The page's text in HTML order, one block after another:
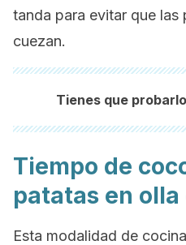
tanda para evitar que las
cuezan.
Tienes que probarlo
Tiempo de
patatas en olla
Esta modalidad de